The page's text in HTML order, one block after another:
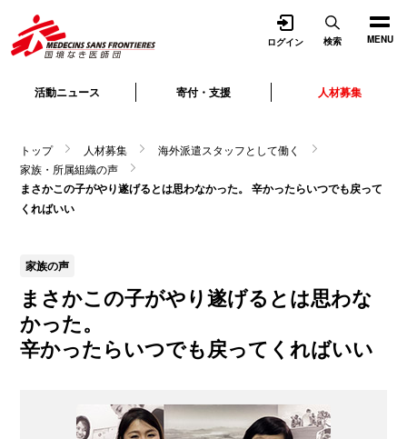
MENU
活動ニュース 寄付・支援 人材募集
ログイン 検索
トップ 人材募集
海外派遣スタッフとして働く
家族・所属組織の声
まさかこの子がやり遂げるとは思わなかった。 辛かったらいつでも戻って
くればいい
家族の声
まさかこの子がやり遂げるとは思わな
かった。
辛かったらいつでも戻ってくればいい